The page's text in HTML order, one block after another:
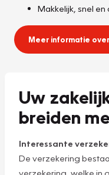
Makkelijk, snel
Meer informatie
Uw
breiden
Interessante
De verzekering
verzekering, welke in